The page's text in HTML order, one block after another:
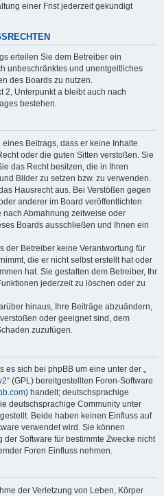
einer Frist jederzeit gekündigt
erteilen Sie dem Betreiber ein
unbeschränktes und unentgeltliches
des Boards zu nutzen.
2, Unterpunkt a bleibt auch nach
bestehen.
Beitrags, dass er keine Inhalte
oder die guten Sitten verstoßen. Sie
das Recht besitzen, die in Ihren
Bilder zu setzen bzw. zu verwenden.
Hausrecht aus. Bei Verstößen gegen
anderer im Board veröffentlichten
Abmahnung zeitweise oder
Boards ausschließen und Ihnen ein
der Betreiber keine Verantwortung für
die er nicht selbst erstellt hat oder
hat. Sie gestatten dem Betreiber, Ihr
jederzeit zu löschen oder zu
hinaus, Ihre Beiträge abzuändern,
oder geeignet sind, dem
zuzufügen.
es sich bei phpBB um eine unter der „
“ (GPL) bereitgestellten Foren-Software
) handelt; deutschsprachige
deutschsprachige Community unter
Beide haben keinen Einfluss auf
verwendet wird. Sie können
Software für bestimmte Zwecke nicht
Foren Einfluss nehmen.
der Verletzung von Leben, Körper